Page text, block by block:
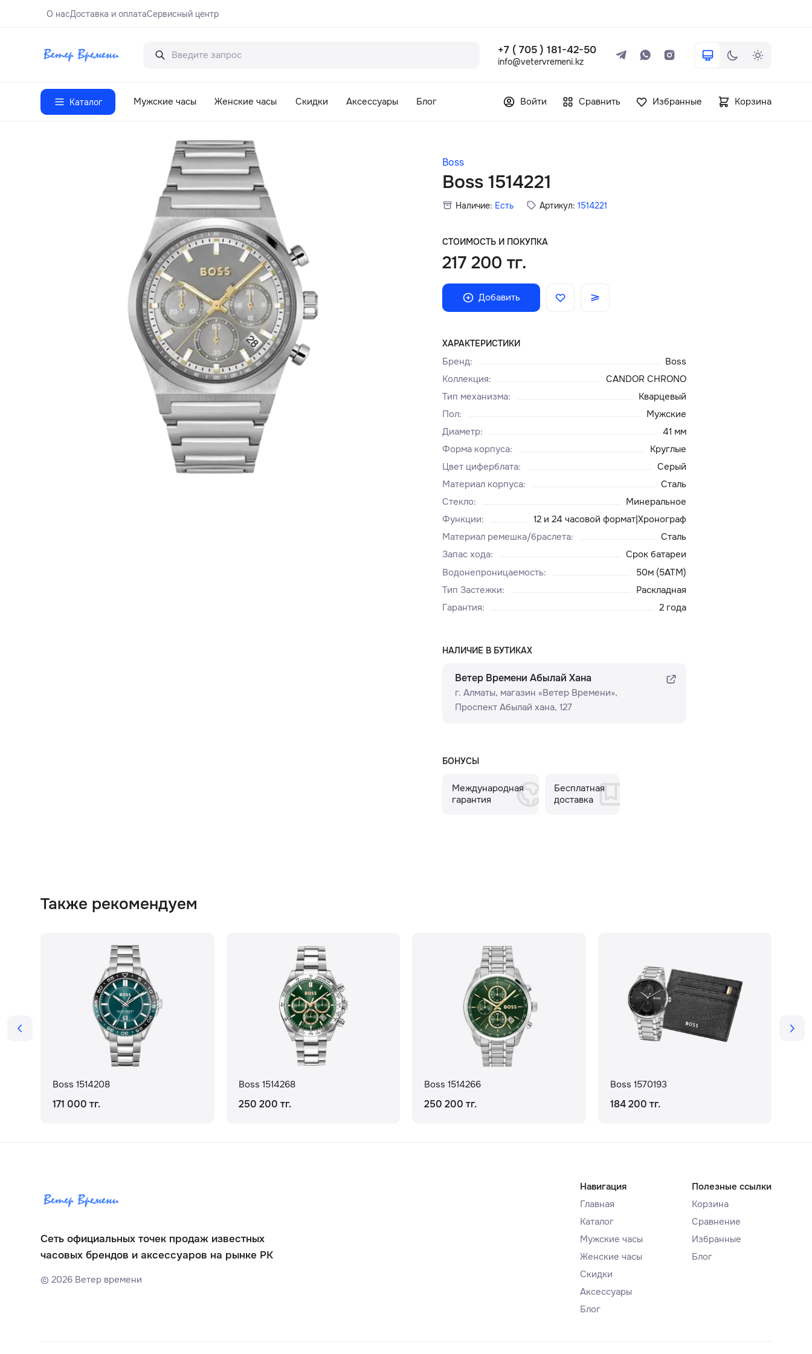
О насДоставка и оплатаСервисный центр
+7 ( 705 ) 181-42-50
info@vetervremeni.kz
Каталог Мужские часы Женские часы Скидки Аксессуары Блог Войти Сравнить Избранные Корзина
Boss
Boss 1514221
Наличие: Есть Артикул: 1514221
СТОИМОСТЬ И ПОКУПКА
217 200 тг.
Добавить
ХАРАКТЕРИСТИКИ
Бренд:
Boss
Коллекция:
CANDOR CHRONO
Тип механизма:
Кварцевый
Пол:
Мужские
Диаметр:
41 мм
Форма корпуса:
Круглые
Цвет циферблата:
Серый
Материал корпуса:
Сталь
Стекло:
Минеральное
Функции:
12 и 24 часовой формат|Хронограф
Материал ремешка/браслета:
Сталь
Запас хода:
Срок батареи
Водонепроницаемость:
50м (5ATM)
Тип Застежки:
Раскладная
Гарантия: 2 года
НАЛИЧИЕ В БУТИКАХ
Ветер Времени Абылай Хана
г. Алматы, ​магазин «Ветер Времени»​,
Проспект Абылай хана, 127
БОНУСЫ
Международная
гарантия
Бесплатная
доставка
Также рекомендуем
Boss 1514208
171 000 тг.
Boss 1514268
250 200 тг.
Boss 1514266
250 200 тг.
Boss 1570193
184 200 тг.
Сеть официальных точек продаж известных
часовых брендов и аксессуаров на рынке РК
©2026 Ветер времени
Навигация
Главная
Каталог
Мужские часы
Женские часы
Скидки
Аксессуары
Блог
Полезные ссылки
Корзина
Сравнение
Избранные
Блог
+7 ( 705 ) 181-42-50
Главная
Доставка и оплата
Сервисный центр